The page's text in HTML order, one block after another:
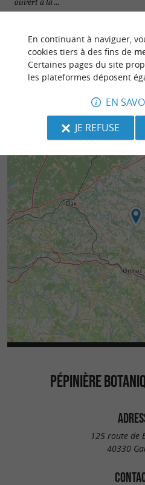
PÉPINIÈRE
125 route de
40330
En continuant à naviguer,
cookies tiers à des fins de
Certaines pages du site
les plateformes déposent
EN
JE REFUSE